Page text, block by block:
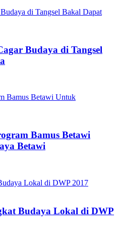
Budaya di Tangsel
Bamus Betawi
Betawi
Budaya Lokal di DWP